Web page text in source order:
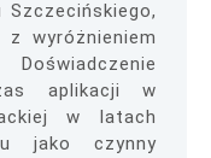
Szczecińskiego,
wyróżnieniem
aplikacji w
w latach
jako czynny